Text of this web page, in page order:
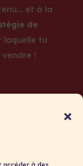
et à la
de
laquelle tu
!